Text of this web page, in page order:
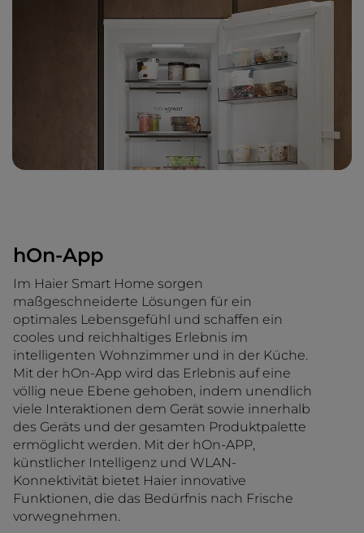
hOn-App
Im Haier Smart Home sorgen
maßgeschneiderte Lösungen für ein
optimales Lebensgefühl und schaffen ein
cooles und reichhaltiges Erlebnis im
intelligenten Wohnzimmer und in der Küche.
Mit der hOn-App wird das Erlebnis auf eine
völlig neue Ebene gehoben, indem unendlich
viele Interaktionen dem Gerät sowie innerhalb
des Geräts und der gesamten Produktpalette
ermöglicht werden. Mit der hOn-APP,
künstlicher Intelligenz und WLAN-
Konnektivität bietet Haier innovative
Funktionen, die das Bedürfnis nach Frische
vorwegnehmen.